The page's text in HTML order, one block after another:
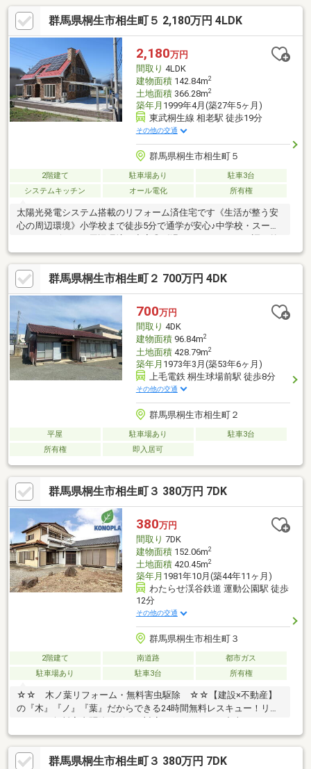
ｍ)□■住宅ローン無料相談■□・年収が低い、勤続年数が短い方・
車、カード類等のローンがある方・過去に支払いの遅れがあった
方・シングルマザー、外国籍の方 等々住宅ローン詳しい経験豊
富なスタッフが、お客様にピッタリなご提案をさせていただきま
群馬県桐生市相生町５ 2,180万円 4LDK
2,180万円
間取り 4LDK
建物面積142.84m2
土地面積366.28m2
築年月 1999年4月(築27年5ヶ月)
東武桐生線 相老駅 徒歩19分
その他の交通
群馬県桐生市相生町５
2階建て 駐車場あり
駐車3台
システムキッチン
オール電化 所有権
太陽光発電システム搭載のリフォーム済住宅です《生活が整う安
心の周辺環境》小学校まで徒歩5分で通学が安心♪中学校・スーパ
観》落ち着いた色合いなのにパッと目を引くこだわりの外観♪《対
面キッチンで家族とつながる空間》お料理中もリビングの様子が
見渡せて安心♪《ロフト付きで収納力もバッチリ》季節ものや趣味
の道具もすっきりしまえて便利です♪お子様の秘密基地にも(^_-)-
☆《広々とした畑付き》家族で土いじりを楽しめる、野菜や植物
を一緒に育てる楽しさも♪《広々としたデッキテラス》
群馬県桐生市相生町２ 700万円 4DK
700万円
間取り 4DK
建物面積96.84m2
土地面積428.79m2
築年月 1973年3月(築53年6ヶ月)
上毛電鉄 桐生球場前駅 徒歩8分
その他の交通
群馬県桐生市相生町２
平屋 駐車場あり
駐車3台
所有権
即入居可
群馬県桐生市相生町３ 380万円 7DK
380万円
間取り 7DK
建物面積152.06m2
土地面積420.45m2
築年月 1981年10月(築44年11ヶ月)
わたらせ渓谷鉄道 運動公園駅 徒歩
12分
その他の交通
群馬県桐生市相生町３
2階建て 南道路
都市ガス
駐車場あり
駐車3台 所有権
☆☆ 木ノ葉リフォーム・無料害虫駆除 ☆☆【建設×不動産】
の『木』『ノ』『葉』だからできる24時間無料レスキュー！リフ
ターサービスがついており、住んでからの安心をずっとお届けし
ます！内覧時に、無料相談・お見積りも物件ごとに作成可能！！
オウチ探しも、リフォームも一緒に相談できます！＼弊社には、
群馬県桐生市相生町３ 380万円 7DK